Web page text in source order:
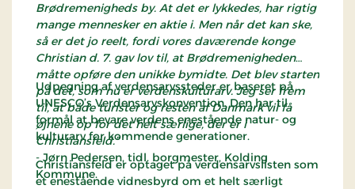
Brødremenigheds by. At det er lykkedes, har rigtig
mange mennesker en aktie i. Men når det kan ske,
så er det jo reelt, fordi vores daværende konge
Christian d. 7. gav lov til, at Brødremenigheden
måtte opføre den unikke bymidte. Det blev starten
på det, som nu er verdenskulturarv. Jeg ser frem
til, at både turister og resten af Danmark vil få
øjnene op for det helt særlige, der er i
Christiansfeld.”
- Jørn Pedersen, tidl. borgmester, Kolding
Kommune.
Udpegning af verdensarvssteder er baseret på
UNESCO’s Verdensarvskonvention. Den har til
formål at bevare verdens enestående natur- og
kulturarv for kommende generationer.
Christiansfeld er optaget på verdensarvslisten som
et enestående vidnesbyrd om et helt særligt